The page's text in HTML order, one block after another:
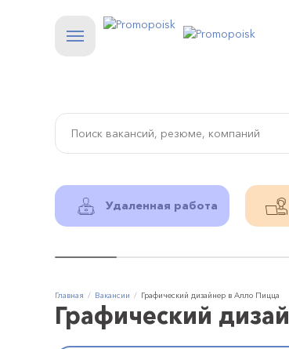
Удаленная работа
Главная Вакансии Графический дизайнер в Алло Пицца
Графический